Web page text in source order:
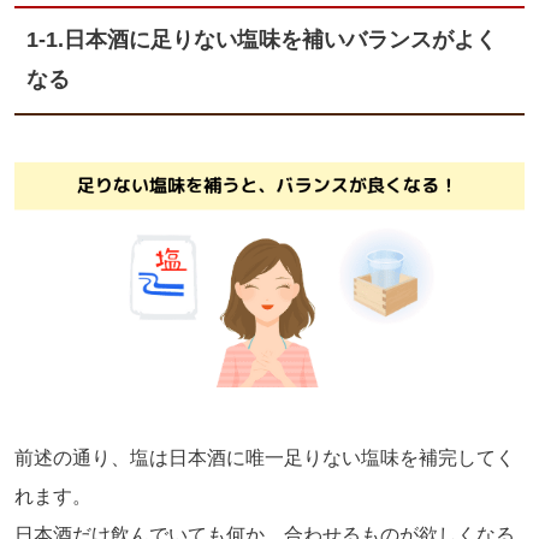
1-1.日本酒に足りない塩味を補いバランスがよく
なる
前述の通り、塩は日本酒に唯一足りない塩味を補完してく
れます。